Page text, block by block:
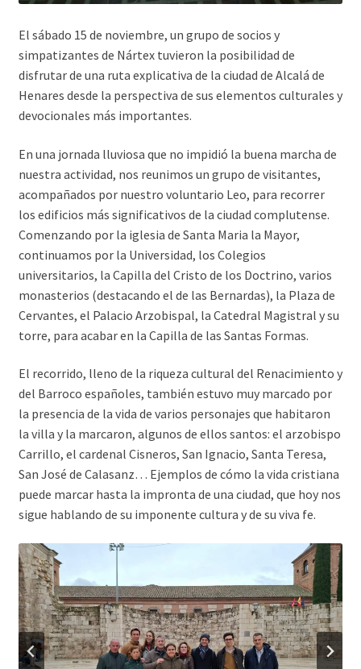
El sábado 15 de noviembre, un grupo de socios y
simpatizantes de Nártex tuvieron la posibilidad de
disfrutar de una ruta explicativa de la ciudad de Alcalá de
Henares desde la perspectiva de sus elementos culturales y
devocionales más importantes.
En una jornada lluviosa que no impidió la buena marcha de
nuestra actividad, nos reunimos un grupo de visitantes,
acompañados por nuestro voluntario Leo, para recorrer
los edificios más significativos de la ciudad complutense.
Comenzando por la iglesia de Santa Maria la Mayor,
continuamos por la Universidad, los Colegios
universitarios, la Capilla del Cristo de los Doctrino, varios
monasterios (destacando el de las Bernardas), la Plaza de
Cervantes, el Palacio Arzobispal, la Catedral Magistral y su
torre, para acabar en la Capilla de las Santas Formas.
El recorrido, lleno de la riqueza cultural del Renacimiento y
del Barroco españoles, también estuvo muy marcado por
la presencia de la vida de varios personajes que habitaron
la villa y la marcaron, algunos de ellos santos: el arzobispo
Carrillo, el cardenal Cisneros, San Ignacio, Santa Teresa,
San José de Calasanz… Ejemplos de cómo la vida cristiana
puede marcar hasta la impronta de una ciudad, que hoy nos
sigue hablando de su imponente cultura y de su viva fe.